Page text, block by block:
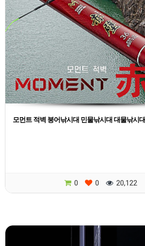
모먼트 적벽 붕어낚시대 민물낚시대 대물낚시대
0 0 20,122